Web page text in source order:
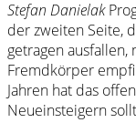
Stefan Danielak
der zweiten Seite,
getragen ausfallen,
Fremdkörper
Jahren hat das
Neueinsteigern